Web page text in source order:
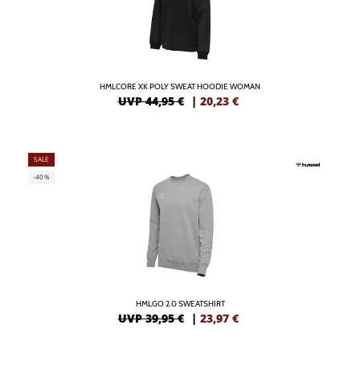
HMLCORE XK POLY SWEAT HOODIE WOMAN
UVP 44,95 € | 20,23 €
SALE
-40%
HMLGO 2.0 SWEATSHIRT
UVP 39,95 € | 23,97 €